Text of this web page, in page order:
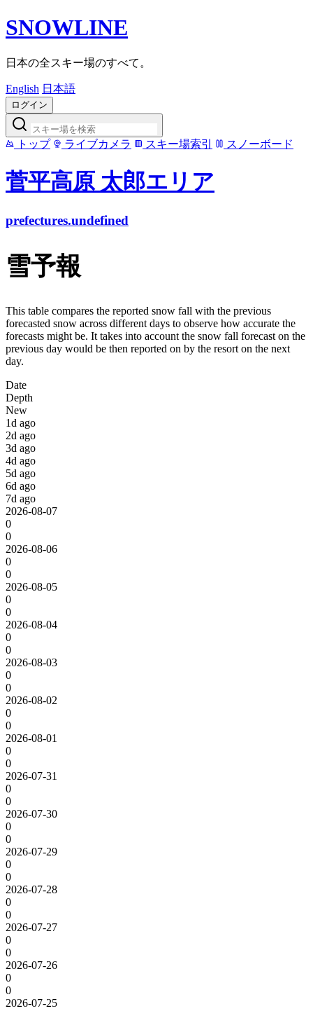
SNOWLINE
日本の全スキー場のすべて。
English 日本語
ログイン
トップ ライブカメラ スキー場索引 スノーボード
菅平高原 太郎エリア
prefectures.undefined
雪予報
This table compares the reported snow fall with the previous
forecasted snow across different days to observe how accurate the
forecasts might be. It takes into account the snow fall forecast on the
previous day would be then reported on by the resort on the next
day.
Date
Depth
New
1d ago
2d ago
3d ago
4d ago
5d ago
6d ago
7d ago
2026-08-07
0
0
2026-08-06
0
0
2026-08-05
0
0
2026-08-04
0
0
2026-08-03
0
0
2026-08-02
0
0
2026-08-01
0
0
2026-07-31
0
0
2026-07-30
0
0
2026-07-29
0
0
2026-07-28
0
0
2026-07-27
0
0
2026-07-26
0
0
2026-07-25